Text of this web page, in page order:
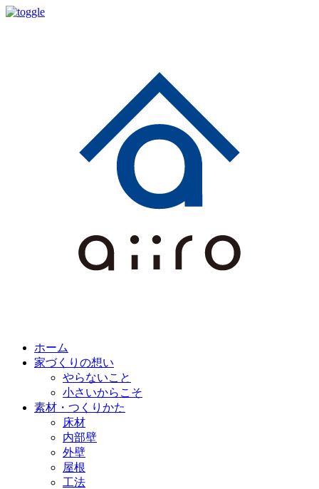
ホーム
家づくりの想い
やらないこと
小さいからこそ
素材・つくりかた
床材
内部壁
外壁
屋根
工法